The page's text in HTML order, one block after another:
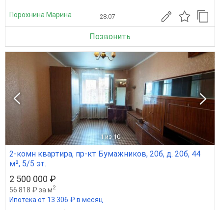
Порохнина Марина 28.07
Позвонить
1 из 10
2-комн квартира, пр-кт Бумажников, 20б, д. 20б, 44
м², 5/5 эт.
2 500 000 ₽
56 818 ₽ за м2
Ипотека от 13 306 ₽ в месяц